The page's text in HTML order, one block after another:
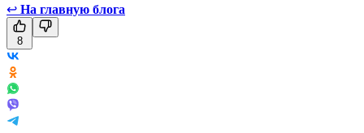
↩ На главную блога
8